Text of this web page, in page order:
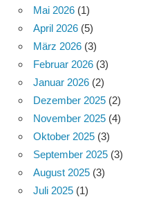
Mai 2026 (1)
April 2026 (5)
März 2026 (3)
Februar 2026 (3)
Januar 2026 (2)
Dezember 2025 (2)
November 2025 (4)
Oktober 2025 (3)
September 2025 (3)
August 2025 (3)
Juli 2025 (1)